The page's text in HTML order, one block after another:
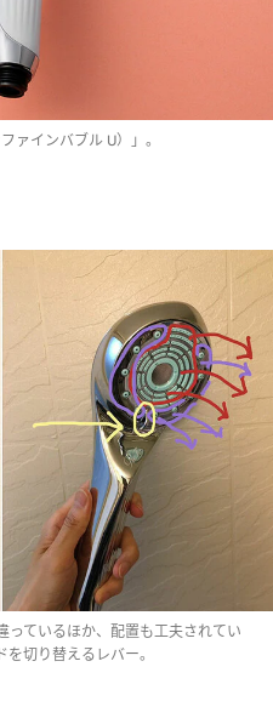
ァインバブル U）」。
っているほか、配置も工夫されてい
切り替えるレバー。